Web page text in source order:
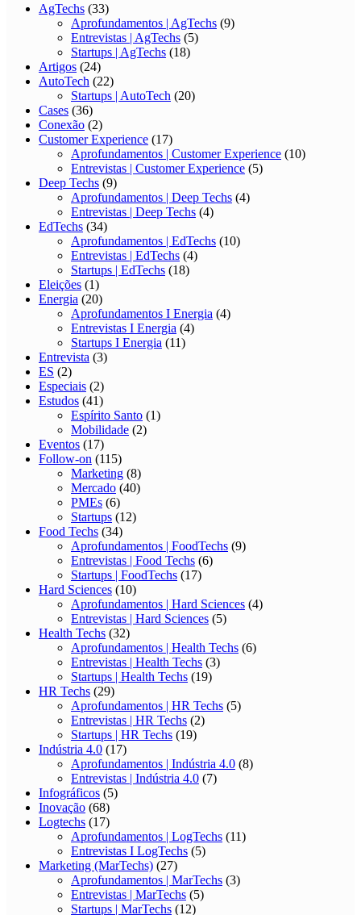
AgTechs (33)
Aprofundamentos | AgTechs (9)
Entrevistas | AgTechs (5)
Startups | AgTechs (18)
Artigos (24)
AutoTech (22)
Startups | AutoTech (20)
Cases (36)
Conexão (2)
Customer Experience (17)
Aprofundamentos | Customer Experience (10)
Entrevistas | Customer Experience (5)
Deep Techs (9)
Aprofundamentos | Deep Techs (4)
Entrevistas | Deep Techs (4)
EdTechs (34)
Aprofundamentos | EdTechs (10)
Entrevistas | EdTechs (4)
Startups | EdTechs (18)
Eleições (1)
Energia (20)
Aprofundamentos I Energia (4)
Entrevistas I Energia (4)
Startups I Energia (11)
Entrevista (3)
ES (2)
Especiais (2)
Estudos (41)
Espírito Santo (1)
Mobilidade (2)
Eventos (17)
Follow-on (115)
Marketing (8)
Mercado (40)
PMEs (6)
Startups (12)
Food Techs (34)
Aprofundamentos | FoodTechs (9)
Entrevistas | Food Techs (6)
Startups | FoodTechs (17)
Hard Sciences (10)
Aprofundamentos | Hard Sciences (4)
Entrevistas | Hard Sciences (5)
Health Techs (32)
Aprofundamentos | Health Techs (6)
Entrevistas | Health Techs (3)
Startups | Health Techs (19)
HR Techs (29)
Aprofundamentos | HR Techs (5)
Entrevistas | HR Techs (2)
Startups | HR Techs (19)
Indústria 4.0 (17)
Aprofundamentos | Indústria 4.0 (8)
Entrevistas | Indústria 4.0 (7)
Infográficos (5)
Inovação (68)
Logtechs (17)
Aprofundamentos | LogTechs (11)
Entrevistas I LogTechs (5)
Marketing (MarTechs) (27)
Aprofundamentos | MarTechs (3)
Entrevistas | MarTechs (5)
Startups | MarTechs (12)